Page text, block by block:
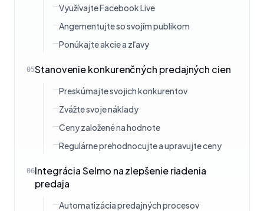
Využívajte Facebook Live
Angementujte so svojím publikom
Ponúkajte akcie a zľavy
05Stanovenie konkurenčných predajných cien
Preskúmajte svojich konkurentov
Zvážte svoje náklady
Ceny založené na hodnote
Regulárne prehodnocujte a upravujte ceny
06Integrácia Selmo na zlepšenie riadenia
predaja
Automatizácia predajných procesov